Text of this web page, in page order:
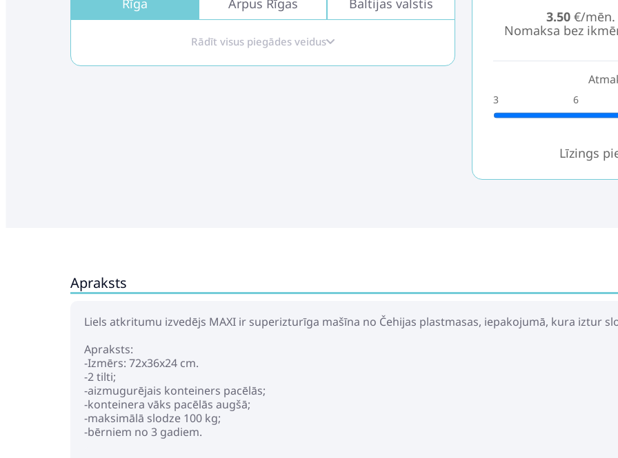
Rīga Ārpus Rīgas Baltijas valstis
Rādīt visus piegādes veidus
3.50€/mēn.
Nomaksa bez
3 6
Līzings
Apraksts
Liels atkritumu izvedējs MAXI ir superizturīga mašīna no Čehijas plastmasas, iepakojumā, kura iztur
Apraksts:
-Izmērs: 72x36x24 cm.
-2 tilti;
-aizmugurējais konteiners pacēlās;
-konteinera vāks pacēlās augšā;
-maksimālā slodze 100 kg;
-bērniem no 3 gadiem.